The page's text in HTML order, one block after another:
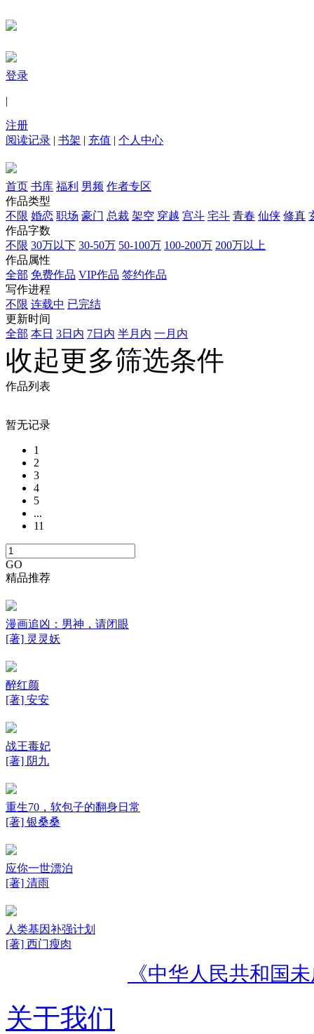
登录
|
注册
阅读记录 | 书架 | 充值 | 个人中心
首页 书库 福利 男频 作者专区
作品类型
不限 婚恋 职场 豪门 总裁 架空 穿越 宫斗 宅斗 青春 仙侠 修真
作品字数
不限 30万以下 30-50万 50-100万 100-200万 200万以上
作品属性
全部 免费作品 VIP作品 签约作品
写作进程
不限 连载中 已完结
更新时间
全部 本日 3日内 7日内 半月内 一月内
收起更多筛选条件
作品列表
暂无记录
1
2
3
4
5
...
11
GO
精品推荐
漫画追凶：男神，请闭眼
[著] 灵灵妖
醉红颜
[著] 安安
战王毒妃
[著] 阴九
重生70，软包子的翻身日常
[著] 银桑桑
应你一世漂泊
[著] 清雨
人类基因补强计划
[著] 西门瘦肉
《中华人民共和国
关于我们